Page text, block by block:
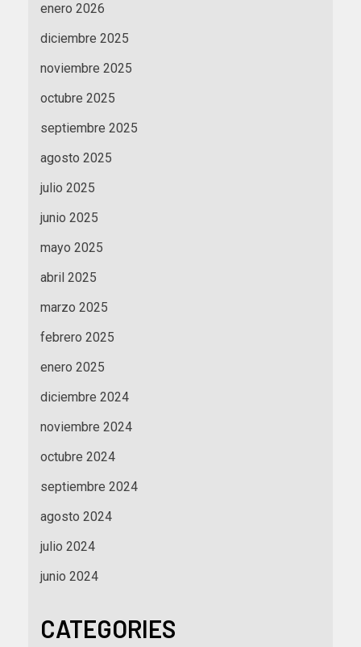
enero 2026
diciembre 2025
noviembre 2025
octubre 2025
septiembre 2025
agosto 2025
julio 2025
junio 2025
mayo 2025
abril 2025
marzo 2025
febrero 2025
enero 2025
diciembre 2024
noviembre 2024
octubre 2024
septiembre 2024
agosto 2024
julio 2024
junio 2024
CATEGORIES